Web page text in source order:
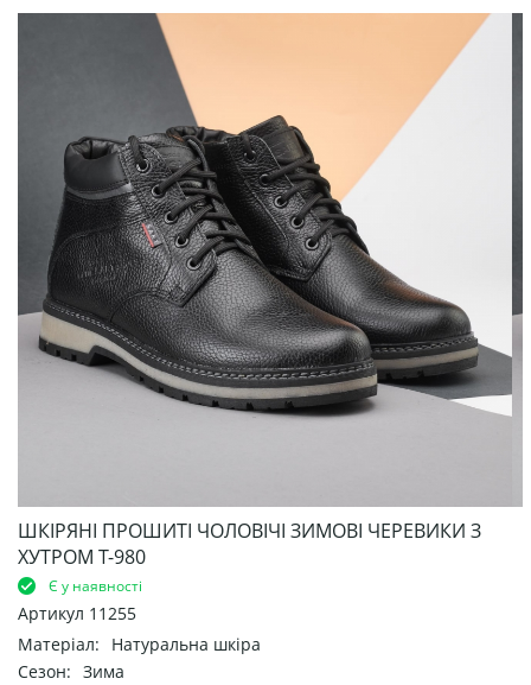
ШКІРЯНІ ПРОШИТІ ЧОЛОВІЧІ ЗИМОВІ ЧЕРЕВИКИ З
ХУТРОМ Т-980
Є у наявності
Артикул 11255
Матеріал:
Натуральна шкіра
Сезон: Зима